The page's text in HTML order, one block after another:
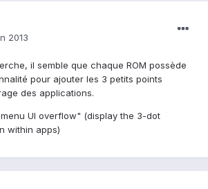
2013
il semble que chaque ROM possède
pour ajouter les 3 petits points
des applications.
UI overflow" (display the 3-dot
within apps)